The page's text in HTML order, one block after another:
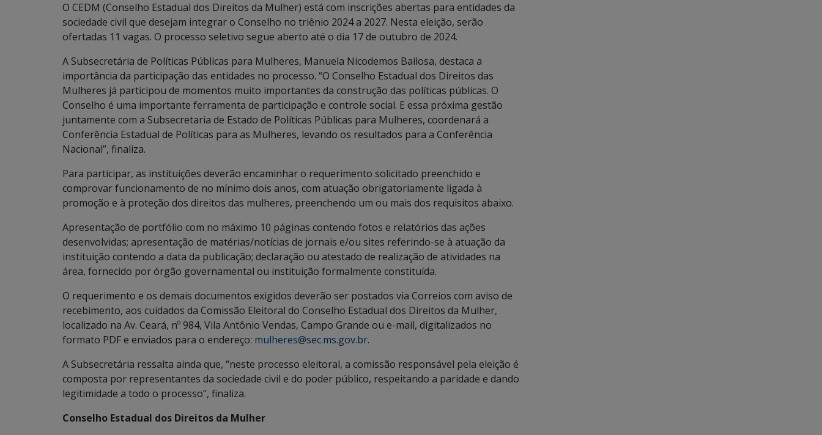
O CEDM (Conselho Estadual dos Direitos da Mulher) está com inscrições abertas para entidades da
sociedade civil que desejam integrar o Conselho no triênio 2024 a 2027. Nesta eleição, serão
ofertadas 11 vagas. O processo seletivo segue aberto até o dia 17 de outubro de 2024.
A Subsecretária de Políticas Públicas para Mulheres, Manuela Nicodemos Bailosa, destaca a
importância da participação das entidades no processo. “O Conselho Estadual dos Direitos das
Mulheres já participou de momentos muito importantes da construção das políticas públicas. O
Conselho é uma importante ferramenta de participação e controle social. E essa próxima gestão
juntamente com a Subsecretaria de Estado de Políticas Públicas para Mulheres, coordenará a
Conferência Estadual de Políticas para as Mulheres, levando os resultados para a Conferência
Nacional”, finaliza.
Para participar, as instituições deverão encaminhar o requerimento solicitado preenchido e
comprovar funcionamento de no mínimo dois anos, com atuação obrigatoriamente ligada à
promoção e à proteção dos direitos das mulheres, preenchendo um ou mais dos requisitos abaixo.
Apresentação de portfólio com no máximo 10 páginas contendo fotos e relatórios das ações
desenvolvidas; apresentação de matérias/notícias de jornais e/ou sites referindo-se à atuação da
instituição contendo a data da publicação; declaração ou atestado de realização de atividades na
área, fornecido por órgão governamental ou instituição formalmente constituída.
O requerimento e os demais documentos exigidos deverão ser postados via Correios com aviso de
recebimento, aos cuidados da Comissão Eleitoral do Conselho Estadual dos Direitos da Mulher,
localizado na Av. Ceará, nº 984, Vila Antônio Vendas, Campo Grande ou e-mail, digitalizados no
formato PDF e enviados para o endereço: mulheres@sec.ms.gov.br.
A Subsecretária ressalta ainda que, “neste processo eleitoral, a comissão responsável pela eleição é
composta por representantes da sociedade civil e do poder público, respeitando a paridade e dando
legitimidade a todo o processo”, finaliza.
Conselho Estadual dos Direitos da Mulher